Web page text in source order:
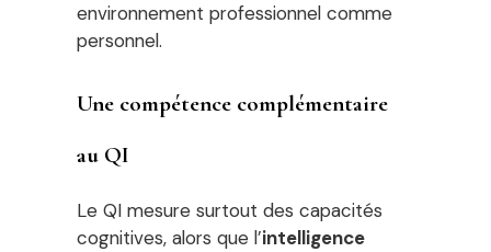
environnement professionnel comme
personnel.
Une compétence complémentaire
au QI
Le QI mesure surtout des capacités
cognitives, alors que l’intelligence